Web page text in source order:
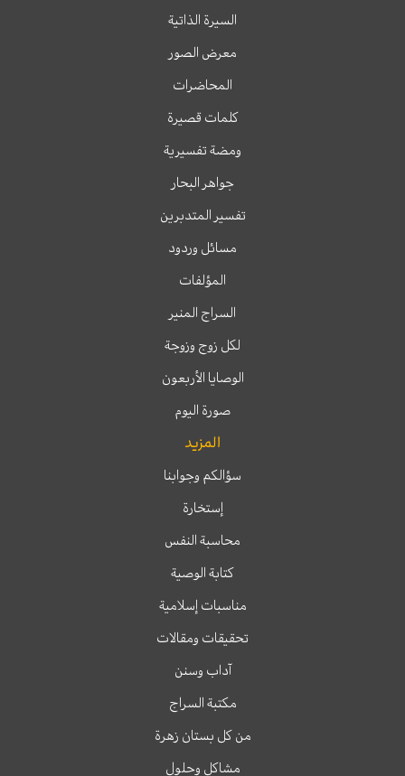
السيرة الذاتية
معرض الصور
المحاضرات
كلمات قصيرة
ومضة تفسيرية
جواهر البحار
تفسير المتدبرين
مسائل وردود
المؤلفات
السراج المنير
لكل زوج وزوجة
الوصايا الأربعون
صورة اليوم
المزيد
سؤالكم وجوابنا
إستخارة
محاسبة النفس
كتابة الوصية
مناسبات إسلامية
تحقيقات ومقالات
آداب وسنن
مكتبة السراج
من كل بستان زهرة
مشاكل وحلول